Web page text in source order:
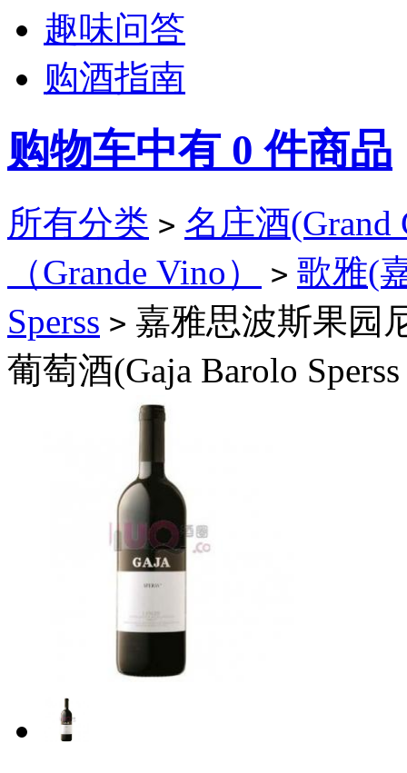
趣味问答
购酒指南
购物车中有 0 件商品
所有分类 > 名庄酒(Grand
（Grande Vino）
> 歌雅(
Sperss > 嘉雅思波斯果园
葡萄酒(Gaja Barolo